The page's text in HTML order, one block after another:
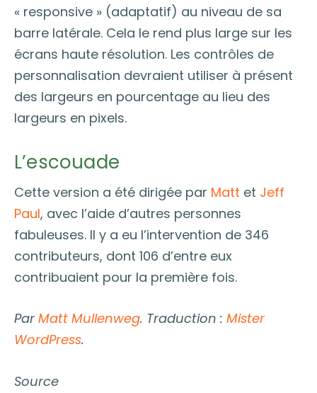
« responsive » (adaptatif) au niveau de sa
barre latérale. Cela le rend plus large sur les
écrans haute résolution. Les contrôles de
personnalisation devraient utiliser à présent
des largeurs en pourcentage au lieu des
largeurs en pixels.
L’escouade
Cette version a été dirigée par Matt et Jeff
Paul, avec l’aide d’autres personnes
fabuleuses. Il y a eu l’intervention de 346
contributeurs, dont 106 d’entre eux
contribuaient pour la première fois.
Par Matt Mullenweg. Traduction : Mister
WordPress.
Source